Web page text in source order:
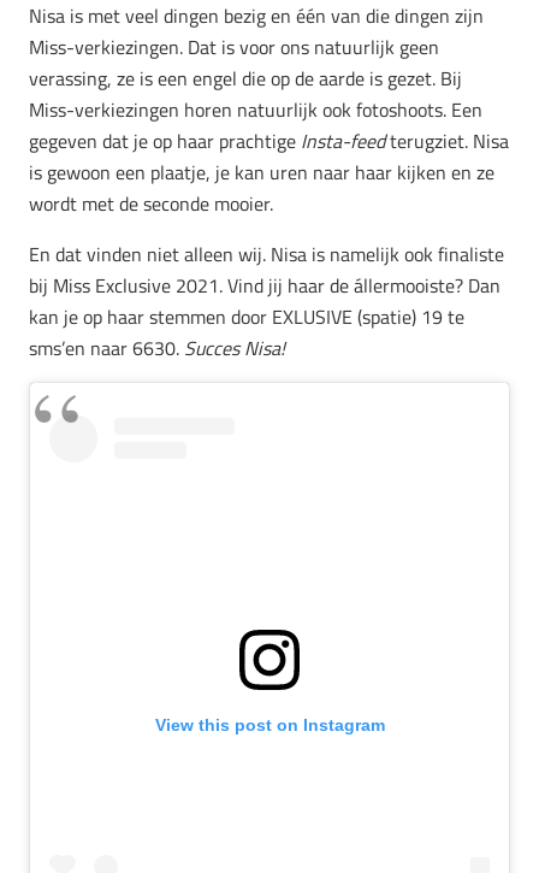
Nisa is met veel dingen bezig en één van die dingen zijn
Miss-verkiezingen. Dat is voor ons natuurlijk geen
verassing, ze is een engel die op de aarde is gezet. Bij
Miss-verkiezingen horen natuurlijk ook fotoshoots. Een
gegeven dat je op haar prachtige Insta-feedterugziet. Nisa
is gewoon een plaatje, je kan uren naar haar kijken en ze
wordt met de seconde mooier.
En dat vinden niet alleen wij. Nisa is namelijk ook finaliste
bij Miss Exclusive 2021. Vind jij haar de állermooiste? Dan
kan je op haar stemmen door EXLUSIVE (spatie) 19 te
sms’en naar 6630. Succes Nisa!
View this post on Instagram